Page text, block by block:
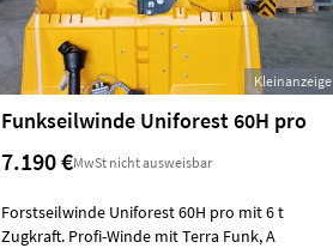
Kleinanzeige
Funkseilwinde Uniforest 60H pro
7.190 €MwSt nicht ausweisbar
Forstseilwinde Uniforest 60H pro mit 6 t
Zugkraft. Profi-Winde mit Terra Funk, A